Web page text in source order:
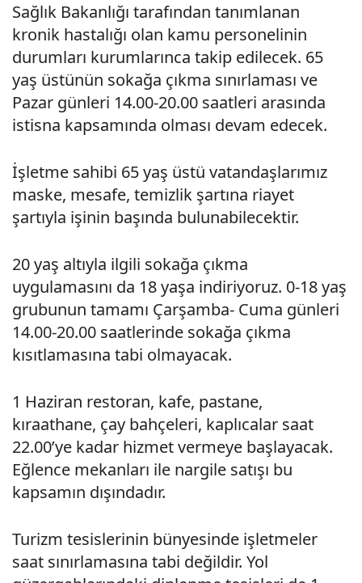
Sağlık Bakanlığı tarafından tanımlanan
kronik hastalığı olan kamu personelinin
durumları kurumlarınca takip edilecek. 65
yaş üstünün sokağa çıkma sınırlaması ve
Pazar günleri 14.00-20.00 saatleri arasında
istisna kapsamında olması devam edecek.
İşletme sahibi 65 yaş üstü vatandaşlarımız
maske, mesafe, temizlik şartına riayet
şartıyla işinin başında bulunabilecektir.
20 yaş altıyla ilgili sokağa çıkma
uygulamasını da 18 yaşa indiriyoruz. 0-18 yaş
grubunun tamamı Çarşamba- Cuma günleri
14.00-20.00 saatlerinde sokağa çıkma
kısıtlamasına tabi olmayacak.
1 Haziran restoran, kafe, pastane,
kıraathane, çay bahçeleri, kaplıcalar saat
22.00’ye kadar hizmet vermeye başlayacak.
Eğlence mekanları ile nargile satışı bu
kapsamın dışındadır.
Turizm tesislerinin bünyesinde işletmeler
saat sınırlamasına tabi değildir. Yol